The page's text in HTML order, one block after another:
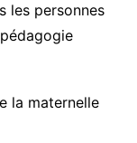
les personnes
la maternelle